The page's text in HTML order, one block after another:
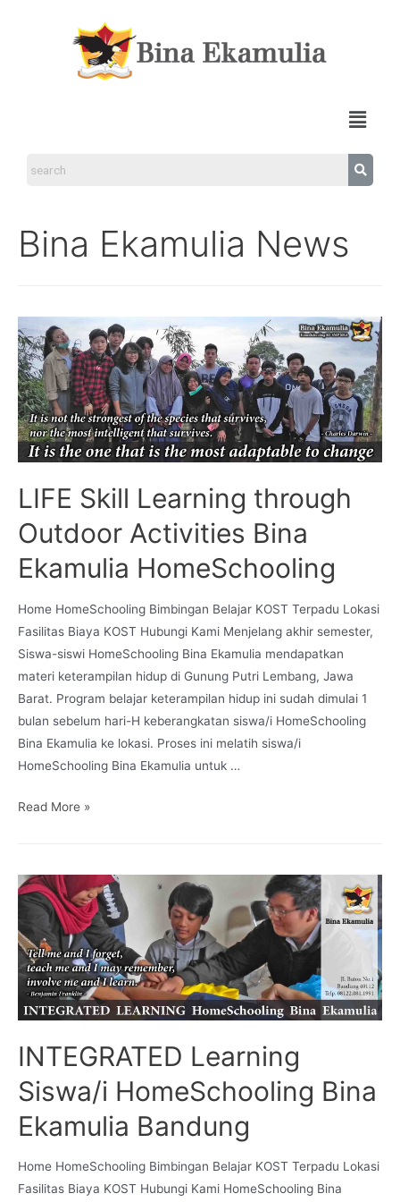
Bina Ekamulia News
LIFE Skill Learning through
Outdoor Activities Bina
Ekamulia HomeSchooling
Home HomeSchooling Bimbingan Belajar KOST Terpadu Lokasi
Fasilitas Biaya KOST Hubungi Kami Menjelang akhir semester,
Siswa-siswi HomeSchooling Bina Ekamulia mendapatkan
materi keterampilan hidup di Gunung Putri Lembang, Jawa
Barat. Program belajar keterampilan hidup ini sudah dimulai 1
bulan sebelum hari-H keberangkatan siswa/i HomeSchooling
Bina Ekamulia ke lokasi. Proses ini melatih siswa/i
HomeSchooling Bina Ekamulia untuk …
Read More »
INTEGRATED Learning
Siswa/i HomeSchooling Bina
Ekamulia Bandung
Home HomeSchooling Bimbingan Belajar KOST Terpadu Lokasi
Fasilitas Biaya KOST Hubungi Kami HomeSchooling Bina